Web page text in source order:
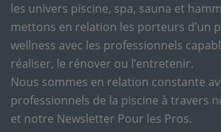
les univers piscine, spa, sauna et
mettons en relation les porteurs d’un
wellness avec les professionnels
réaliser, le rénover ou l’entretenir.
Nous sommes en relation constante
professionnels de la piscine à travers
et notre Newsletter Pour les Pros.